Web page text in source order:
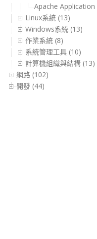
Apache Application
Linux系統 (13)
Windows系統 (13)
作業系統 (8)
系統管理工具 (10)
計算機組織與結構 (13)
網路 (102)
開發 (44)